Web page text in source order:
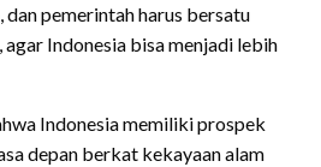
dan pemerintah harus bersatu
Indonesia bisa menjadi lebih
Indonesia memiliki prospek
depan berkat kekayaan alam